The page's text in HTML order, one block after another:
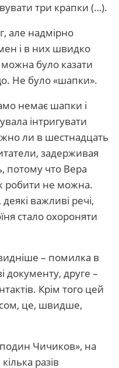
три крапки (…).
але надмірно
і в них швидко
було казати
Не було «шапки».
немає шапки і
інтригувати
ли в шестнадцать
задерживая
потому что Вера
робити не можна.
важливі речі,
стало охороняти
– помилка в
документу, друге –
Крім того цей
це, швидше,
Чичиков», на
разів